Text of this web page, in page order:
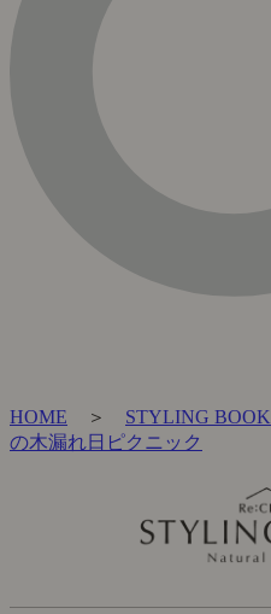
HOME ＞ STYLING BOOK
の木漏れ日ピクニック